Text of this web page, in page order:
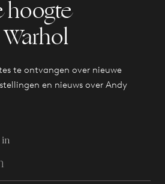
hoogte
te ontvangen over nieuwe
en nieuws over Andy